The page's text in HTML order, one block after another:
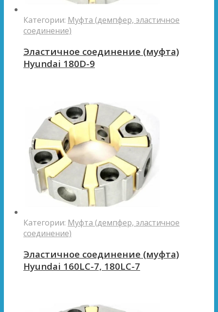
Категории: Муфта (демпфер, эластичное
соединение)
Эластичное соединение (муфта)
Hyundai 180D-9
Категории: Муфта (демпфер, эластичное
соединение)
Эластичное соединение (муфта)
Hyundai 160LC-7, 180LC-7